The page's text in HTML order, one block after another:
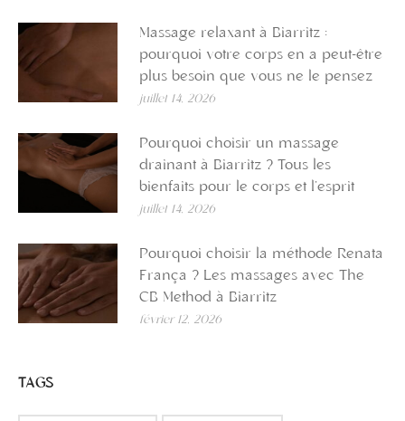
Massage relaxant à Biarritz :
pourquoi votre corps en a peut-être
plus besoin que vous ne le pensez
juillet 14, 2026
Pourquoi choisir un massage
drainant à Biarritz ? Tous les
bienfaits pour le corps et l’esprit
juillet 14, 2026
Pourquoi choisir la méthode Renata
França ? Les massages avec The
CB Method à Biarritz
février 12, 2026
TAGS